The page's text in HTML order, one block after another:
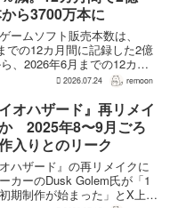
ら3700万本に
ームソフト販売本数は、
での12カ月間に記録した2億
、2026年6月までの12カ月
万本まで減少した。市場調査
、約87％の減...
2026.07.24 remoon
オハザード』再リメイ
2025年8〜9月ごろ
入りとのリーク
ハザード』の再リメイクに
カーのDusk Golem氏が「1
期制作が始まった」とX上で